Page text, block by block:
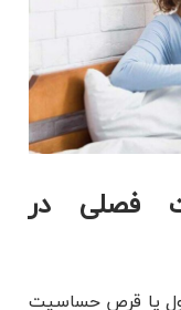
فصلی در
یا قرص حساسیت